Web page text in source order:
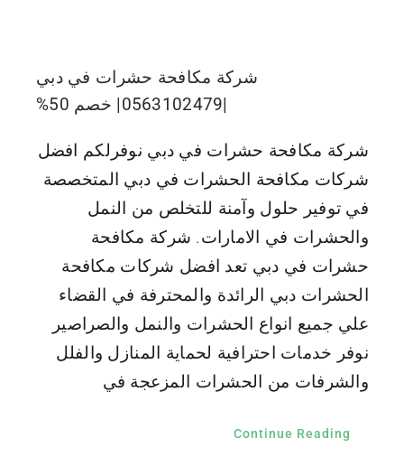
شركة مكافحة حشرات في دبي
|0563102479| خصم 50%
شركة مكافحة حشرات في دبي نوفرلكم افضل
شركات مكافحة الحشرات في دبي المتخصصة
في توفير حلول وآمنة للتخلص من النمل
والحشرات في الامارات. شركة مكافحة
حشرات في دبي تعد افضل شركات مكافحة
الحشرات دبي الرائدة والمحترفة في القضاء
علي جميع انواع الحشرات والنمل والصراصير
نوفر خدمات احترافية لحماية المنازل والفلل
والشرفات من الحشرات المزعجة في
Continue Reading